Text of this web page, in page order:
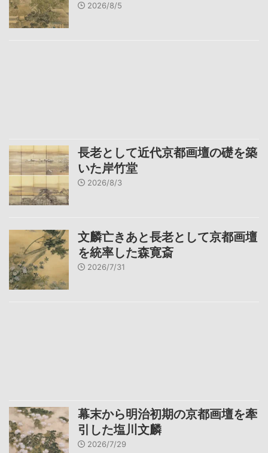
2026/8/5
長老として近代京都画壇の礎を築
いた岸竹堂
2026/8/3
文麟亡きあと長老として京都画壇
を統率した森寛斎
2026/7/31
幕末から明治初期の京都画壇を牽
引した塩川文麟
2026/7/29